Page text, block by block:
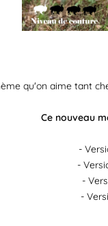
qu'on aime tant
Ce nouveau
-
-
-
-